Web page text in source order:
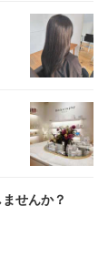
せんか？